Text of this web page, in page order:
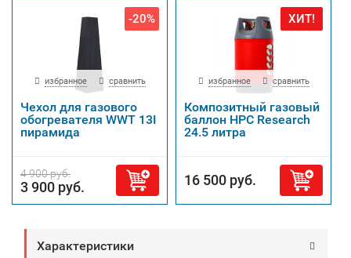
-20%
избранное сравнить
Чехол для газового
обогревателя WWT 13I
пирамида
4 900 руб.
3 900 руб.
ХИТ!
избранное сравнить
Композитный газовый
баллон HPC Research
24.5 литра
16 500 руб.
Характеристики